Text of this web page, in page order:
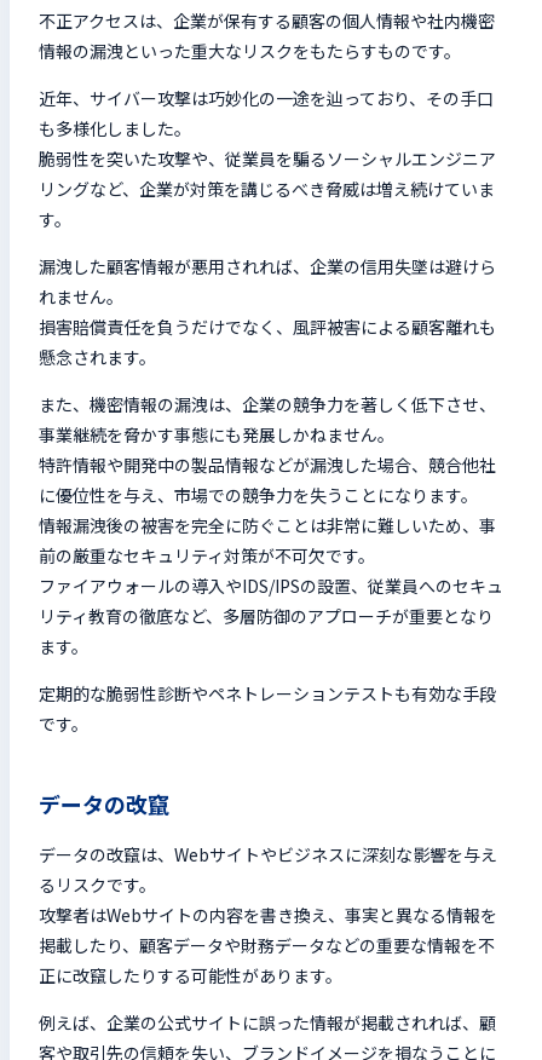
不正アクセスは、企業が保有する顧客の個人情報や社内機密
情報の漏洩といった重大なリスクをもたらすものです。
近年、サイバー攻撃は巧妙化の一途を辿っており、その手口
も多様化しました。
脆弱性を突いた攻撃や、従業員を騙るソーシャルエンジニア
リングなど、企業が対策を講じるべき脅威は増え続けていま
す。
漏洩した顧客情報が悪用されれば、企業の信用失墜は避けら
れません。
損害賠償責任を負うだけでなく、風評被害による顧客離れも
懸念されます。
また、機密情報の漏洩は、企業の競争力を著しく低下させ、
事業継続を脅かす事態にも発展しかねません。
特許情報や開発中の製品情報などが漏洩した場合、競合他社
に優位性を与え、市場での競争力を失うことになります。
情報漏洩後の被害を完全に防ぐことは非常に難しいため、事
前の厳重なセキュリティ対策が不可欠です。
ファイアウォールの導入やIDS/IPSの設置、従業員へのセキュ
リティ教育の徹底など、多層防御のアプローチが重要となり
ます。
定期的な脆弱性診断やペネトレーションテストも有効な手段
です。
データの改竄
データの改竄は、Webサイトやビジネスに深刻な影響を与え
るリスクです。
攻撃者はWebサイトの内容を書き換え、事実と異なる情報を
掲載したり、顧客データや財務データなどの重要な情報を不
正に改竄したりする可能性があります。
例えば、企業の公式サイトに誤った情報が掲載されれば、顧
客や取引先の信頼を失い、ブランドイメージを損なうことに